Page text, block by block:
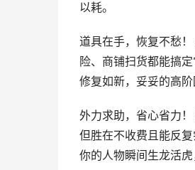
以耗。
道具在手，恢复不愁
险、商铺扫货都能搞
修复如新，妥妥的高阶
外力求助，省心省力
但胜在不收费且能反
你的人物瞬间生龙活虎